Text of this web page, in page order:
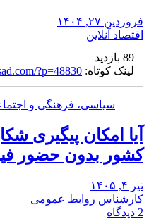
فروردین ۲۷, ۱۴۰۴
اقتصاد آنلاین
89 بازدید
لینک کوتاه: ?p=48830
سیاسی، فرهنگی و
آیا امکان پیگیری
کشور بدون حضور
تیر ۴, ۱۴۰۵
کارشناس روابط عمومی
2 دیدگاه